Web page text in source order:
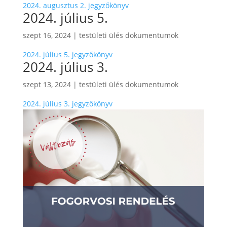
2024. augusztus 2. jegyzőkönyv
2024. július 5.
szept 16, 2024| testületi ülés dokumentumok
2024. július 5. jegyzőkönyv
2024. július 3.
szept 13, 2024| testületi ülés dokumentumok
2024. július 3. jegyzőkönyv